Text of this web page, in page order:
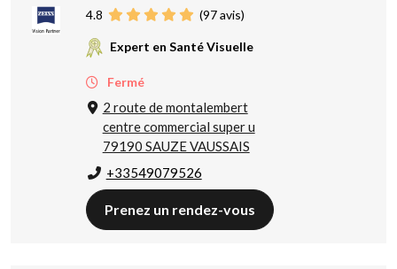
4.8 (97avis)
Expert en Santé Visuelle
Fermé
2 route de montalembert
centre commercial super u
79190 SAUZE VAUSSAIS
+33549079526
Prenez un rendez-vous